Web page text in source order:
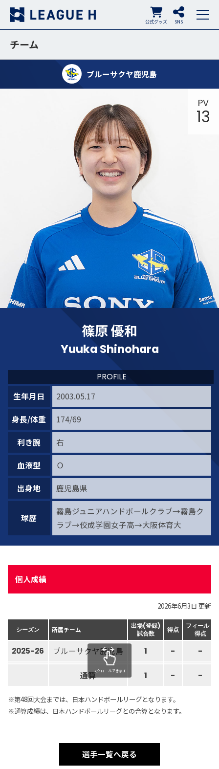
SNS
公式グッズ
チーム
ブルーサクヤ鹿児島
篠原 優和
Yuuka Shinohara
PV
13
生年月日 2003.05.17
身長/体重 174/69
利き腕 右
血液型 Ｏ
出身地 鹿児島県
球歴
霧島ジュニアハンドボールクラブ→霧島ク
ラブ→佼成学園女子高→大阪体育大
PROFILE
個人成績
2026年6月3日 更新
シーズン 所属チーム
出場(登録)
試合数
得点
フィールド
得点
2025-26 ブルーサクヤ鹿児島 1 - -
通算 1 - -
スクロールできます
※第48回大会までは、日本ハンドボールリーグとなります。
※通算成績は、日本ハンドボールリーグとの合算となります。
選手一覧へ戻る